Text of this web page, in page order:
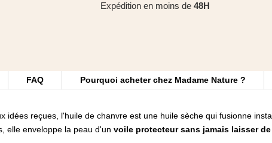
50ml
Expédition en moins de 48H
FAQ Pourquoi acheter chez Madame Nature ?
reçues, l'huile de chanvre est une huile sèche qui fusionne
elle enveloppe la peau d'unvoile protecteur sans jamais laisser